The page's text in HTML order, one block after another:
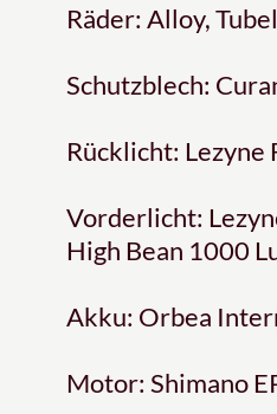
Räder: Alloy,
Schutzblech:
Rücklicht: Lezyne
Vorderlicht:
High Bean 1000
Akku: Orbea
Motor: Shimano